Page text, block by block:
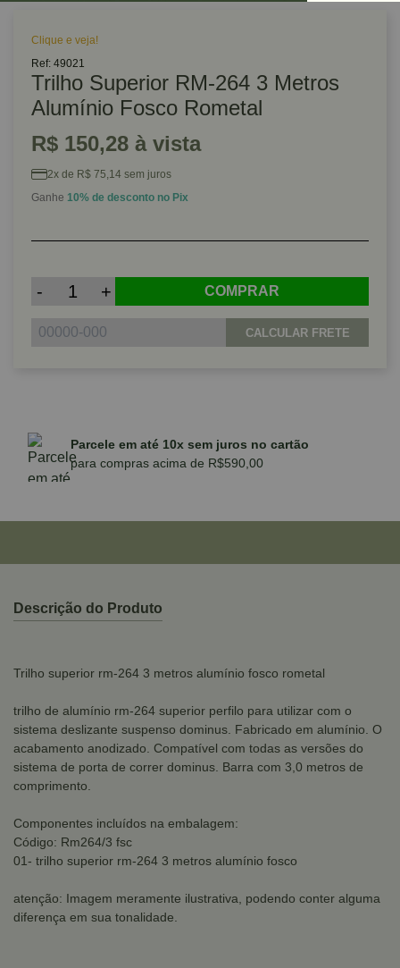
Clique e veja!
Ref: 49021
Trilho Superior RM-264 3 Metros
Alumínio Fosco Rometal
R$ 150,28 à vista
2x de R$ 75,14 sem juros
Ganhe 10% de desconto no Pix
- + COMPRAR
CALCULAR FRETE
Parcele em até 10x sem juros no cartão
para compras acima de R$590,00
Descrição do Produto
Trilho superior rm-264 3 metros alumínio fosco rometal
trilho de alumínio rm-264 superior perfilo para utilizar com o
sistema deslizante suspenso dominus. Fabricado em alumínio. O
acabamento anodizado. Compatível com todas as versões do
sistema de porta de correr dominus. Barra com 3,0 metros de
comprimento.
Componentes incluídos na embalagem:
Código: Rm264/3 fsc
01- trilho superior rm-264 3 metros alumínio fosco
atenção: Imagem meramente ilustrativa, podendo conter alguma
diferença em sua tonalidade.